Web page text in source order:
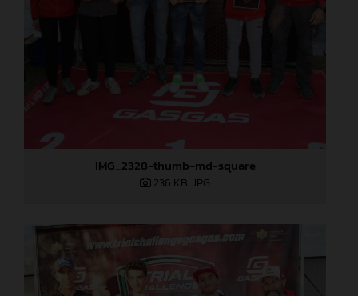
IMG_2328-thumb-md-square
236 KB .JPG